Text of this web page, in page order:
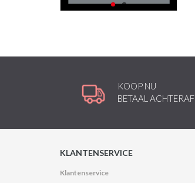
KOOP NU
BETAAL ACHTERAF
KLANTENSERVICE
Klantenservice